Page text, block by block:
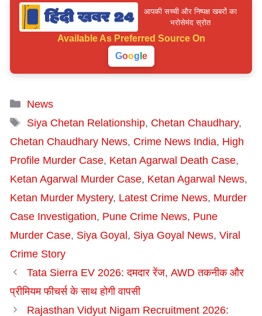
आपकी सच्ची और निष्पक्ष खबरों का
भरोसेमंद स्रोत
Available As Preferred Source On
Goog e
Categories
News
Tags
Siya Chetan Relationship, Chetan Chaudhary,
Chetan Chaudhary News, Crime News India, High
Profile Murder Case, Ketan Agarwal Death Case,
Ketan Agarwal Murder Case, Ketan Agarwal News,
Ketan Murder Mystery, Latest Crime News, Murder
Case Investigation, Pune Crime News, Pune
Murder Case, Siya Goyal, Siya Goyal News, Viral
Crime Story
Tata Sierra EV 2026: दमदार रेंज, AWD तकनीक और
प्रीमियम फीचर्स के साथ होगी वापसी
Rajasthan Vidyut Nigam Recruitment 2026: